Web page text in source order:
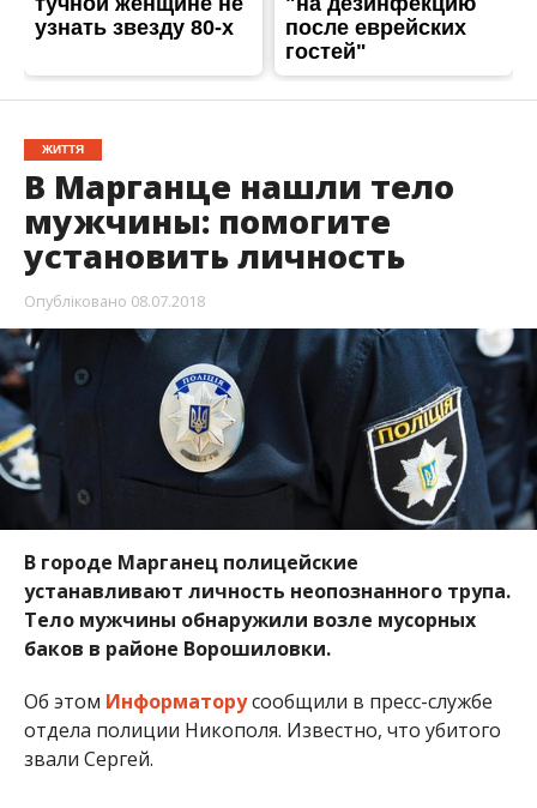
В городе Марганец
полицейские
устанавливают личность неопознанного трупа.
Тело мужчины обнаружили возле мусорных
баков в районеВорошиловки
Об этом
Информатору сообщили в пресс-службе
отдела полиции Никополя. Известно, что убитого
звали Сергей.
В Марганце возле магазина “АТБ” (район
Ворошиловки) во время пьяной ссоры убили
мужчину. Подозреваемый задержан. Однако
личность пострадавшего неизвестна.
Приметы:
на вид 30 — 35 лет, рост 170 – 180 см,
худощавого телосложения. Волосы черные,
короткие. На правой стопе имеется татуировка в
виде надписи: “Вы куда? В пивную”.